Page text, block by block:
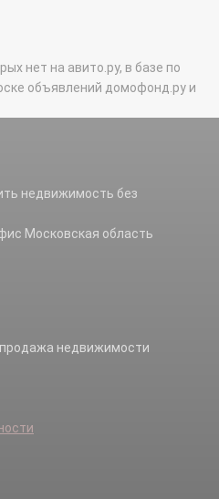
нет на авито.ру, в базе по
объявлений домофонд.ру и
недвижимость без
Московская область